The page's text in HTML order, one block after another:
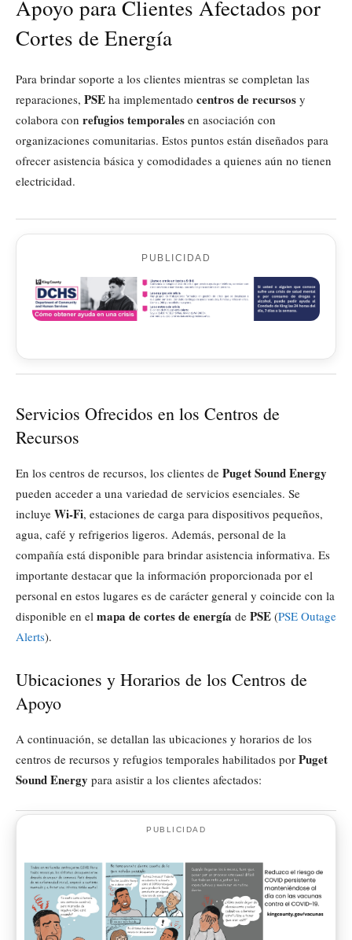
Apoyo para Clientes Afectados por
Cortes de Energía
Para brindar soporte a los clientes mientras se completan las
reparaciones, PSE ha implementado centros de recursos y
colabora con refugios temporales en asociación con
organizaciones comunitarias. Estos puntos están diseñados para
ofrecer asistencia básica y comodidades a quienes aún no tienen
electricidad.
PUBLICIDAD
Servicios Ofrecidos en los Centros de
Recursos
En los centros de recursos, los clientes de Puget Sound Energy
pueden acceder a una variedad de servicios esenciales. Se
incluye Wi-Fi, estaciones de carga para dispositivos pequeños,
agua, café y refrigerios ligeros. Además, personal de la
compañía está disponible para brindar asistencia informativa. Es
importante destacar que la información proporcionada por el
personal en estos lugares es de carácter general y coincide con la
disponible en el mapa de cortes de energía de PSE (PSE Outage
Alerts).
Ubicaciones y Horarios de los Centros de
Apoyo
A continuación, se detallan las ubicaciones y horarios de los
centros de recursos y refugios temporales habilitados por Puget
Sound Energy para asistir a los clientes afectados:
PUBLICIDAD